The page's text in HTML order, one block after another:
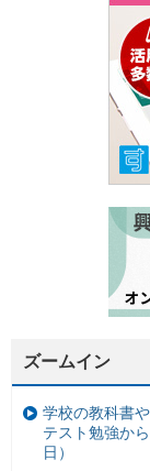
ズームイン
学校の教科書
テスト勉強か
日）